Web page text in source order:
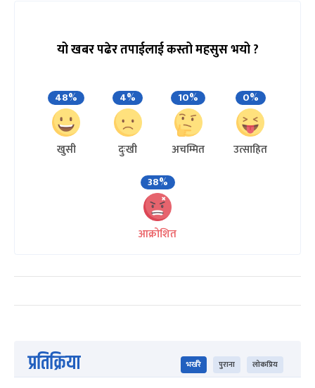
यो खबर पढेर तपाईलाई कस्तो महसुस भयो ?
48%
खुसी
4%
दुःखी
10%
अचम्मित
0%
उत्साहित
38%
आक्रोशित
प्रतिक्रिया भर्खरै पुराना लोकप्रिय